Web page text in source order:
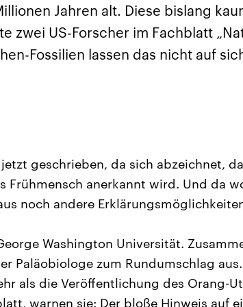
Der Überfall der
Terrororganisation
auf Israel hat in der
Der Iran – seit der
1979 auch
von einem
Jahren alt. Diese bislang
zwei US-Forscher im Fachblatt
Fossilien lassen das nicht auf
geschrieben, da sich abzeichnet,
Frühmensch anerkannt wird. Und da
noch andere
Washington Universität.
Paläobiologe zum Rundumschlag
als die Veröffentlichung des Orang-
warnen sie: Der bloße Hinweis auf